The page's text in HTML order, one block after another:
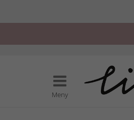
Meny